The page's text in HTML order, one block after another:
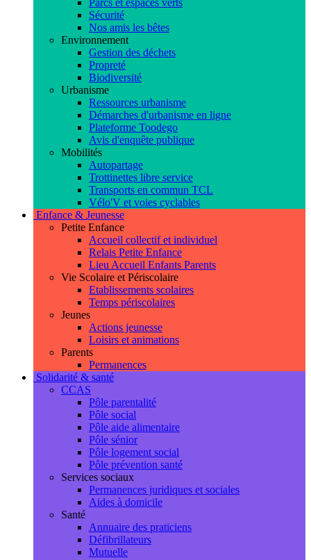
Parcs et espaces verts
Sécurité
Nos amis les bêtes
Environnement
Gestion des déchets
Propreté
Biodiversité
Urbanisme
Ressources urbanisme
Démarches d'urbanisme en ligne
Plateforme Toodego
Avis d'enquête publique
Mobilités
Autopartage
Trottinettes libre service
Transports en commun TCL
Vélo'V et voies cyclables
Enfance & Jeunesse
Petite Enfance
Accueil collectif et individuel
Relais Petite Enfance
Lieu Accueil Enfants Parents
Vie Scolaire et Périscolaire
Etablissements scolaires
Temps périscolaires
Jeunes
Actions jeunesse
Loisirs et animations
Parents
Permanences
Solidarité & santé
CCAS
Pôle parentalité
Pôle social
Pôle aide alimentaire
Pôle sénior
Pôle logement social
Pôle prévention santé
Services sociaux
Permanences juridiques et sociales
Aides à domicile
Santé
Annuaire des praticiens
Défibrillateurs
Mutuelle